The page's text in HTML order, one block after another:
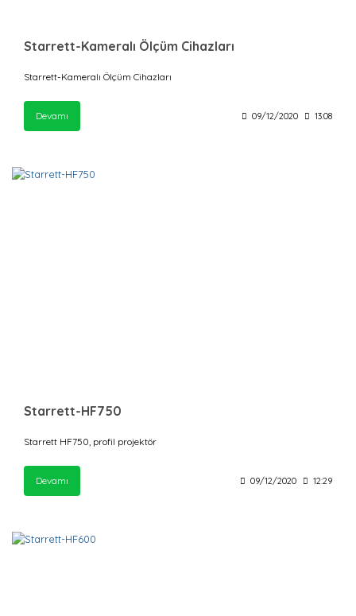
Starrett-Kameralı Ölçüm Cihazları
Starrett-Kameralı Ölçüm Cihazları
Devamı 09/12/2020 13:08
Starrett-HF750
Starrett HF750, profil projektör
Devamı 09/12/2020 12:29